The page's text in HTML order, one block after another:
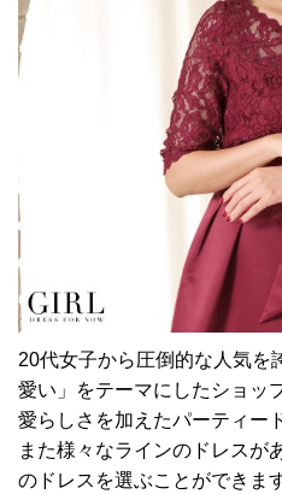
20代女子から圧倒的な人気を
愛い」をテーマにしたショッ
愛らしさを加えたパーティー
また様々なラインのドレスが
のドレスを選ぶことができます